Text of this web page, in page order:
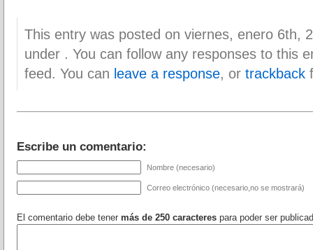
This entry was posted on viernes, enero 6th,
under . You can follow any responses to this
feed. You can leave a response, or trackback
Escribe un comentario:
Nombre (necesario)
Correo electrónico (necesario,no se mostrará)
El comentario debe tener más de 250 caracteres para poder ser